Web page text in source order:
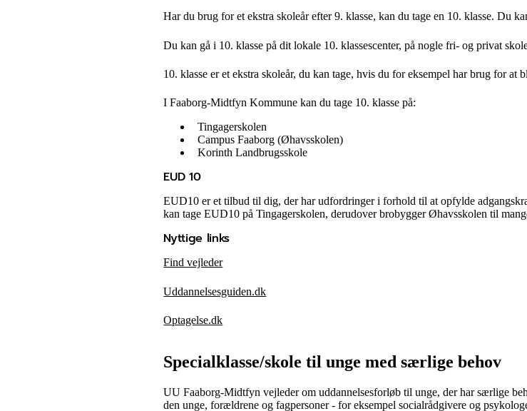
Har du brug for et ekstra skoleår efter 9. klasse, kan du tage en 10. klasse. Du
Du kan gå i 10. klasse på dit lokale 10. klassescenter, på nogle fri- og privat
10. klasse er et ekstra skoleår, du kan tage, hvis du for eksempel har brug for
I Faaborg-Midtfyn Kommune kan du tage 10. klasse på:
Tingagerskolen
Campus Faaborg (Øhavsskolen)
Korinth Landbrugsskole
EUD 10
EUD10 er et tilbud til dig, der har udfordringer i forhold til at opfylde
kan tage EUD10 på Tingagerskolen, derudover brobygger Øhavsskolen til
Nyttige links
Find vejleder
Uddannelsesguiden.dk
Optagelse.dk
Specialklasse/skole til unge med særlige behov
UU Faaborg-Midtfyn vejleder om uddannelsesforløb til unge, der har særlige
den unge, forældrene og fagpersoner - for eksempel socialrådgivere og